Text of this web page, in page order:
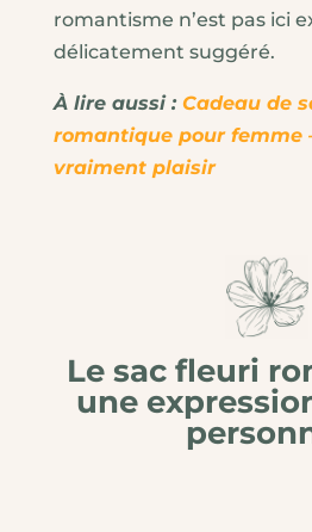
romantisme n’est pas ici
délicatement suggéré.
À lire aussi : Cadeau de
romantique pour femme
vraiment plaisir
Le sac fleuri
une